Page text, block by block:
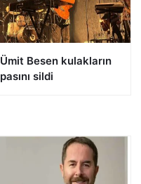
Ümit Besen kulakların
pasını sildi